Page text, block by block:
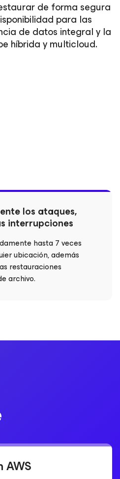
de forma segura
para las
de datos integral y la
híbrida y multicloud.
los ataques,
interrupciones
hasta 7 veces
ubicación, además
restauraciones
archivo.